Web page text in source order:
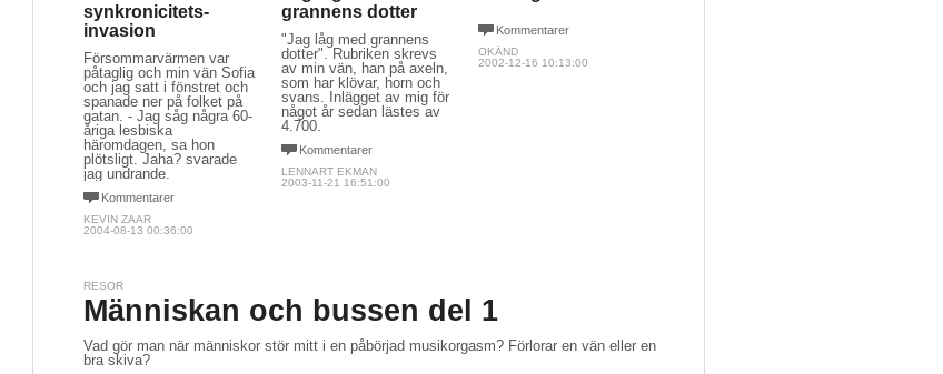
synkronicitets-
invasion
Försommarvärmen var
påtaglig och min vän Sofia
och jag satt i fönstret och
spanade ner på folket på
gatan. - Jag såg några 60-
åriga lesbiska
häromdagen, sa hon
plötsligt. Jaha? svarade
jag undrande.
Kommentarer
KEVIN ZAAR
2004-08-13 00:36:00
grannens dotter
"Jag låg med grannens
dotter". Rubriken skrevs
av min vän, han på axeln,
som har klövar, horn och
svans. Inlägget av mig för
något år sedan lästes av
4.700.
Kommentarer
LENNART EKMAN
2003-11-21 16:51:00
Kommentarer
OKÄND
2002-12-16 10:13:00
RESOR
Människan och bussen del 1
Vad gör man när människor stör mitt i en påbörjad musikorgasm? Förlorar en vän eller en
bra skiva?